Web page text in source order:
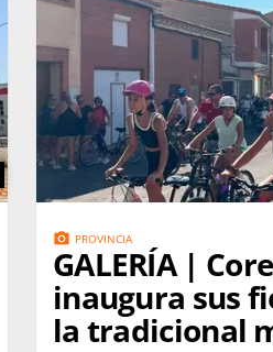
photo_camera PROVINCIA
GALERÍA |
inaugura sus
la tradicional